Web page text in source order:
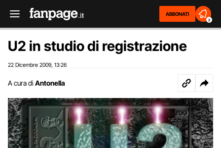
ABBONATI
2
U2 in studio di registrazione
22 Dicembre 2009 13:26
A cura di Antonella